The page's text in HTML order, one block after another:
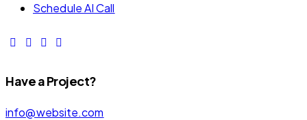
Schedule AI Call
Have a Project?
info@website.com